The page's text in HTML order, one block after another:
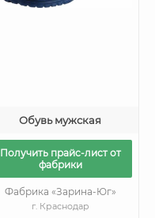
Обувь мужская
Получить прайс-лист от
фабрики
Фабрика «Зарина-Юг»
г. Краснодар